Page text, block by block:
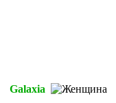
Galaxia